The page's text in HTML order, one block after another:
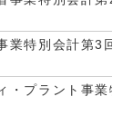
業特別会計第3
・プラント事業